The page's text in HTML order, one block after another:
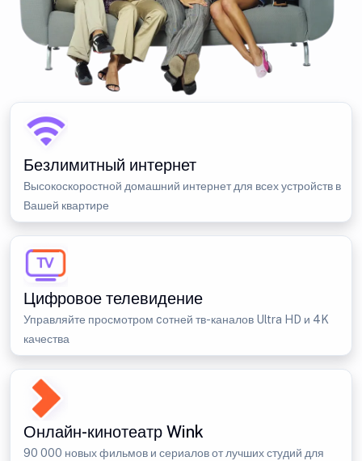
Безлимитный интернет
Высокоскоростной домашний интернет для всех устройств в
Вашей квартире
Цифровое телевидение
Управляйте просмотром cотней тв-каналов Ultra HD и 4K
качества
Онлайн-кинотеатр Wink
90 000 новых фильмов и сериалов от лучших студий для